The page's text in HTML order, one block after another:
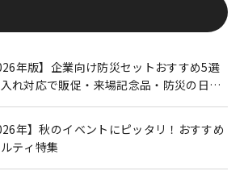
年版】企業向け防災セットおすすめ5選
入れ対応で販促・来場記念品・防災の日に
年】秋のイベントにピッタリ！おすすめ
ティ特集